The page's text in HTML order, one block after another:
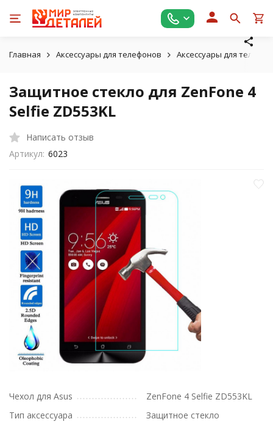
Главная Аксессуары для телефонов Аксессуары для
Защитное стекло для ZenFone 4
Selfie ZD553KL
Написать отзыв
Артикул: 6023
Чехол для Asus
ZenFone 4 Selfie ZD553KL
Тип аксессуара
Защитное стекло